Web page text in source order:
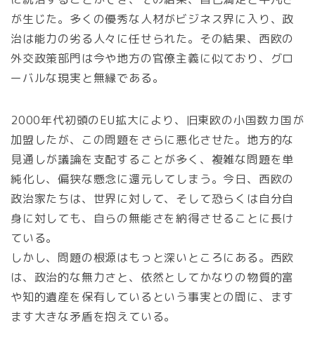
が生じた。多くの優秀な人材がビジネス界に入り、政
治は能力の劣る人々に任せられた。その結果、西欧の
外交政策部門は今や地方の官僚主義に似ており、グロ
ーバルな現実と無縁である。
2000年代初頭のEU拡大により、旧東欧の小国数カ国が
加盟したが、この問題をさらに悪化させた。地方的な
見通しが議論を支配することが多く、複雑な問題を単
純化し、偏狭な懸念に還元してしまう。今日、西欧の
政治家たちは、世界に対して、そして恐らくは自分自
身に対しても、自らの無能さを納得させることに長け
ている。
しかし、問題の根源はもっと深いところにある。西欧
は、政治的な無力さと、依然としてかなりの物質的富
や知的遺産を保有しているという事実との間に、ます
ます大きな矛盾を抱えている。